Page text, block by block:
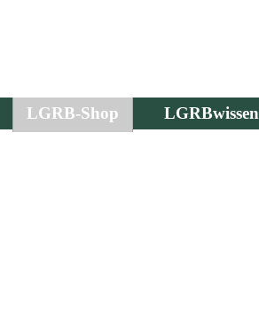
LGRB-Shop LGRBwissen